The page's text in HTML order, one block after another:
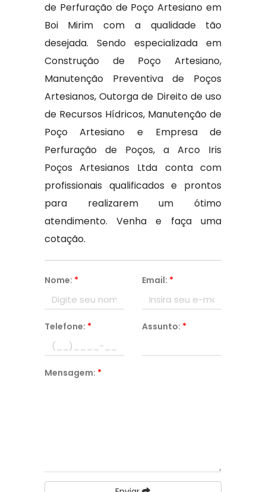
de Perfuração de Poço Artesiano em
Boi Mirim com a qualidade tão
desejada. Sendo especializada em
Construção de Poço Artesiano,
Manutenção Preventiva de Poços
Artesianos, Outorga de Direito de uso
de Recursos Hídricos, Manutenção de
Poço Artesiano e Empresa de
Perfuração de Poços, a Arco Iris
Poços Artesianos Ltda conta com
profissionais qualificados e prontos
para realizarem um ótimo
atendimento. Venha e faça uma
cotação.
Nome: * Email: *
Telefone: * Assunto: *
Mensagem: *